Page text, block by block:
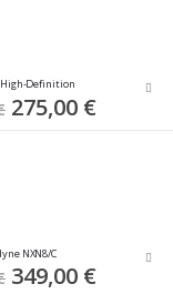
High-Definition
Special
Price
275,00 €
NXN8/C
Special
Price
349,00 €